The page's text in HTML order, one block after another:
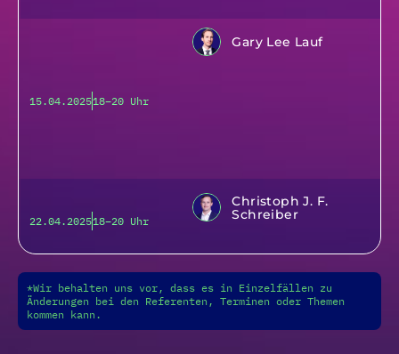
15.04.202518–20 Uhr
Gary Lee Lauf
22.04.202518–20 Uhr
Christoph J. F.
Schreiber
*Wir behalten uns vor, dass es in Einzelfällen zu
Änderungen bei den Referenten, Terminen oder Themen
kommen kann.